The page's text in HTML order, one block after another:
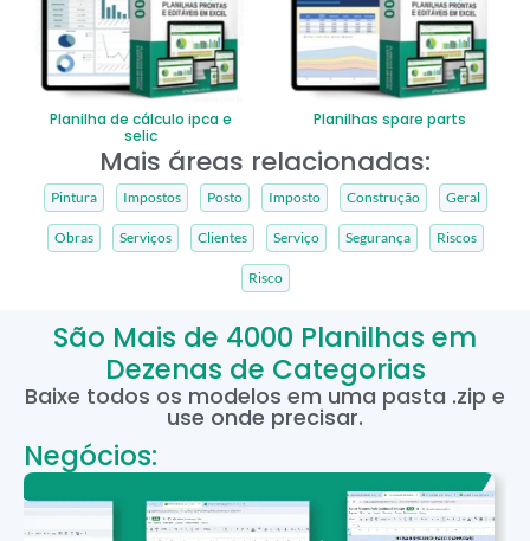
Planilha de cálculo ipca e
selic
Planilhas spare parts
Mais áreas relacionadas:
Pintura Impostos Posto Imposto Construção Geral
Obras Serviços Clientes Serviço Segurança Riscos
Risco
São Mais de 4000 Planilhas em
Dezenas de Categorias
Baixe todos os modelos em uma pasta .zip e
use onde precisar.
Negócios: